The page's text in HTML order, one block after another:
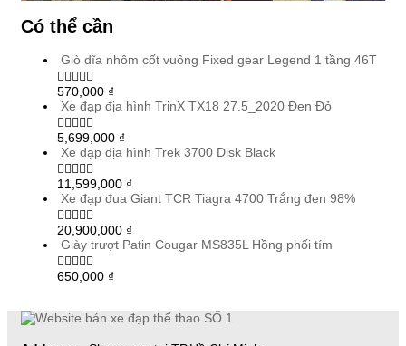
Có thể cần
Giò dĩa nhôm cốt vuông Fixed gear Legend 1 tầng 46T
570,000 ₫
Xe đạp địa hình TrinX TX18 27.5_2020 Đen Đỏ
5,699,000 ₫
Xe đạp địa hình Trek 3700 Disk Black
11,599,000 ₫
Xe đạp đua Giant TCR Tiagra 4700 Trắng đen 98%
20,900,000 ₫
Giày trượt Patin Cougar MS835L Hồng phối tím
650,000 ₫